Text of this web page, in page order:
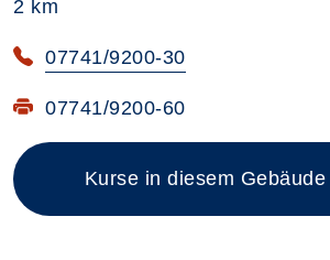
2 km
07741/9200-30
07741/9200-60
Kurse in diesem